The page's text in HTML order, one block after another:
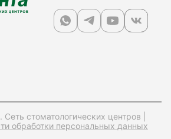
стоматологических центров |
обработки персональных данных